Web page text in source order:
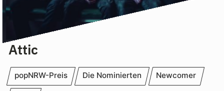
Attic
popNRW-Preis Die Nominierten Newcomer